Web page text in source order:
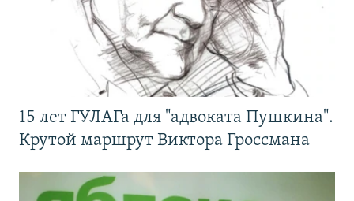
15 лет ГУЛАГа для "адвоката Пушкина".
Крутой маршрут Виктора Гроссмана